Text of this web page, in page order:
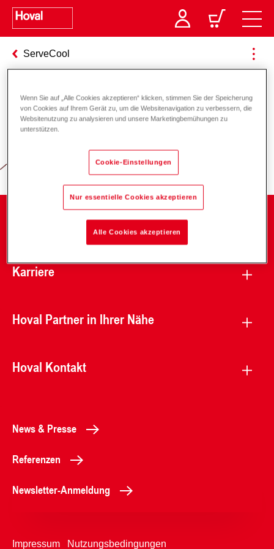
ServeCool
Verantwortung für Energie und
Karriere
Hoval Partner in Ihrer Nähe
Hoval Kontakt
News & Presse
Referenzen
Newsletter-Anmeldung
Impressum Nutzungsbedingungen
Wenn Sie auf „Alle Cookies akzeptieren“ klicken, stimmen Sie der Speicherung
von Cookies auf Ihrem Gerät zu, um die Websitenavigation zu verbessern, die
Websitenutzung zu analysieren und unsere Marketingbemühungen zu
unterstützen.
Cookie-Einstellungen
Nur essentielle Cookies akzeptieren
Alle Cookies akzeptieren